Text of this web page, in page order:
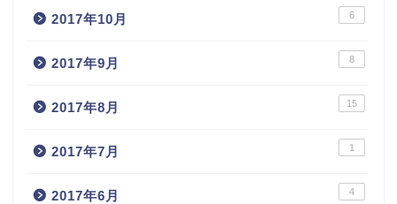
2017年10月 6
2017年9月 8
2017年8月 15
2017年7月 1
2017年6月 4